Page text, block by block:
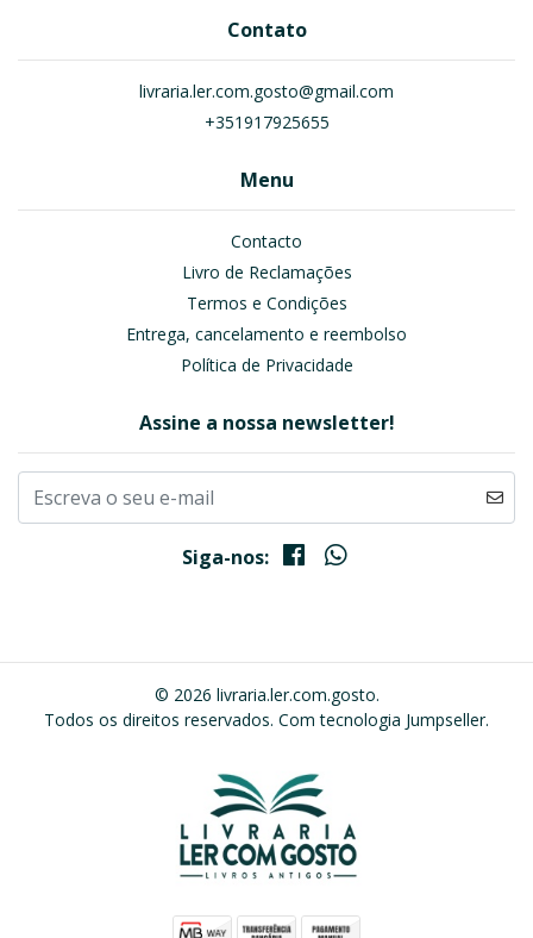
Contato
livraria.ler.com.gosto@gmail.com
+351917925655
Menu
Contacto
Livro de Reclamações
Termos e Condições
Entrega, cancelamento e reembolso
Política de Privacidade
Assine a nossa newsletter!
Siga-nos:
© 2026 livraria.ler.com.gosto.
Todos os direitos reservados. Com tecnologia Jumpseller.